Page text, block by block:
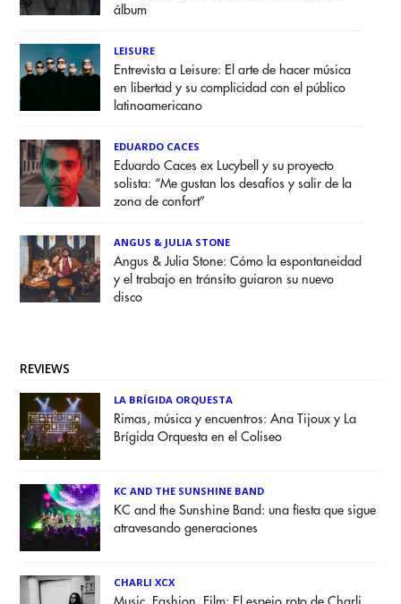
álbum
LEISURE
Entrevista a Leisure: El arte de hacer música
en libertad y su complicidad con el público
latinoamericano
EDUARDO CACES
Eduardo Caces ex Lucybell y su proyecto
solista: “Me gustan los desafíos y salir de la
zona de confort”
ANGUS & JULIA STONE
Angus & Julia Stone: Cómo la espontaneidad
y el trabajo en tránsito guiaron su nuevo
disco
REVIEWS
LA BRÍGIDA ORQUESTA
Rimas, música y encuentros: Ana Tijoux y La
Brígida Orquesta en el Coliseo
KC AND THE SUNSHINE BAND
KC and the Sunshine Band: una fiesta que sigue
atravesando generaciones
CHARLI XCX